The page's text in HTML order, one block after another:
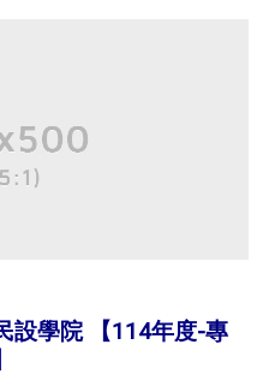
設學院 【114年度-專